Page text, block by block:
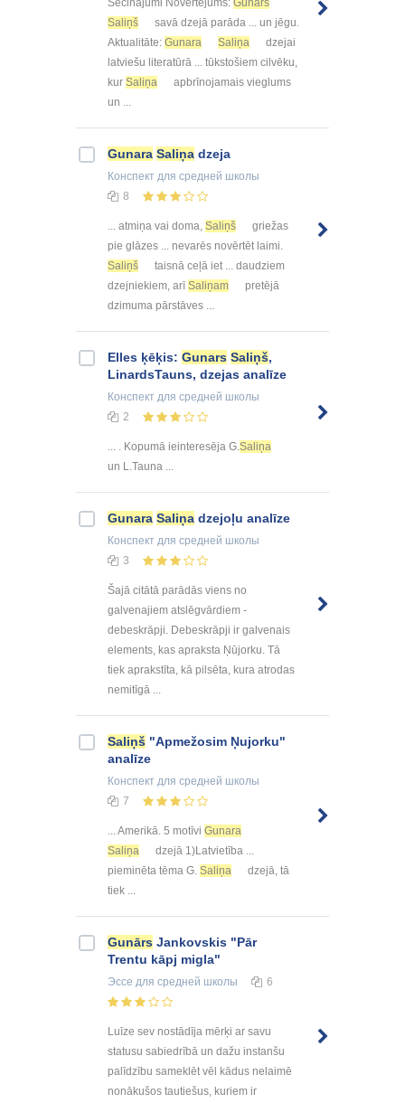
Secinājumi Novērtējums: Gunars
Saliņš
savā dzejā parāda ... un jēgu.
Aktualitāte: Gunara Saliņa
dzejai
latviešu literatūrā ... tūkstošiem cilvēku,
kur Saliņa
apbrīnojamais vieglums
un ...
Gunara Saliņa dzeja
Конспект для средней школы
8
... atmiņa vai doma, Saliņš
griežas
pie glāzes ... nevarēs novērtēt laimi.
Saliņš
taisnā ceļā iet ... daudziem
dzejniekiem, arīSaliņam
pretējā
dzimuma pārstāves ...
Elles ķēķis: Gunars Saliņš,
LinardsTauns, dzejas analīze
Конспект для средней школы
2
... . Kopumā ieinteresēja G.Saliņa
un L.Tauna ...
Gunara Saliņa dzejoļu analīze
Конспект для средней школы
3
Šajā citātā parādās viens no
galvenajiem atslēgvārdiem -
debeskrāpji. Debeskrāpji ir galvenais
elements, kas apraksta Ņūjorku. Tā
tiek aprakstīta, kā pilsēta, kura atrodas
nemitīgā ...
Saliņš "Apmežosim Ņujorku"
analīze
Конспект для средней школы
7
... Amerikā. 5 motīvi Gunara
Saliņa
dzejā 1)Latvietība ...
pieminēta tēma G. Saliņa
dzejā, tā
tiek ...
Gunārs Jankovskis "Pār
Trentu kāpj migla"
Эссе для средней школы 6
Luīze sev nostādīja mērķi ar savu
statusu sabiedrībā un dažu instanšu
palīdzību sameklēt vēl kādus nelaimē
nonākušos tautiešus, kuriem ir